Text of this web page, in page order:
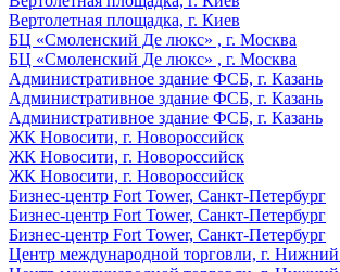
Вертолетная площадка, г. Киев
БЦ «Смоленский Де люкс» , г. Москва
БЦ «Смоленский Де люкс» , г. Москва
Административное здание ФСБ, г. Казань
Административное здание ФСБ, г. Казань
Административное здание ФСБ, г. Казань
ЖК Новосити, г. Новороссийск
ЖК Новосити, г. Новороссийск
ЖК Новосити, г. Новороссийск
Бизнес-центр Fort Tower, Санкт-Петербург
Бизнес-центр Fort Tower, Санкт-Петербург
Бизнес-центр Fort Tower, Санкт-Петербург
Центр международной торговли, г.